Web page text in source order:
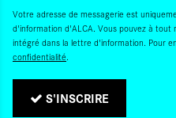
Votre adresse de messagerie est
d'information d'ALCA. Vous pouvez à
intégré dans la lettre d'information. Pour
confidentialité.
S'INSCRIRE